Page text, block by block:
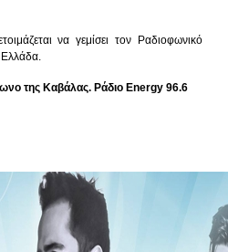
να γεμίσει τον Ραδιοφωνικό
της Καβάλας. Ράδιο Energy 96.6